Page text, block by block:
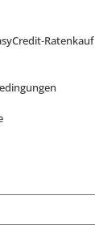
Ratenkauf